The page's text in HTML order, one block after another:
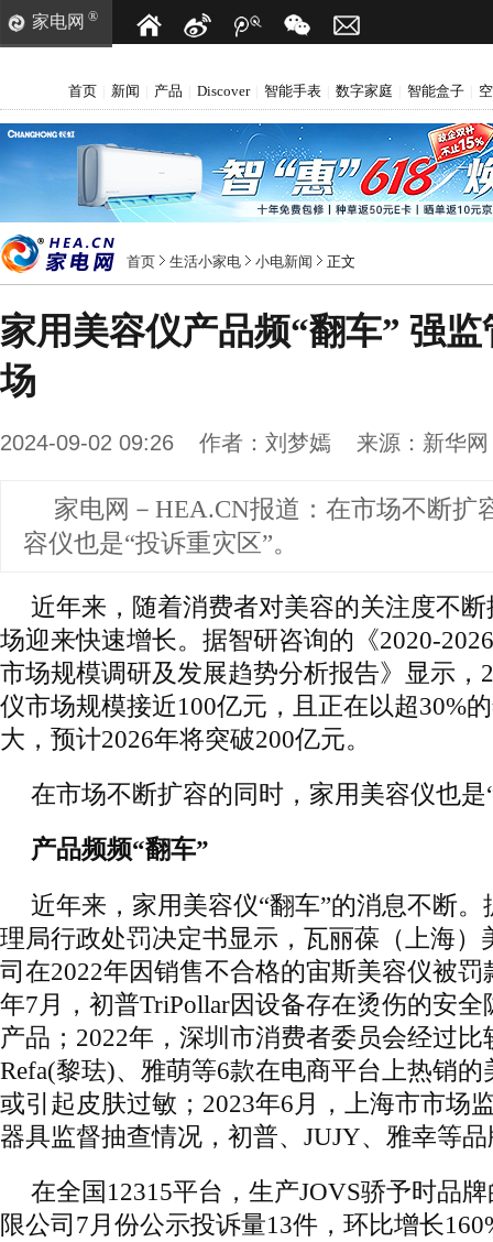
家电网 ®
首页 新闻 产品 Discover 智能手表 数字家庭 智能盒子
首页 生活小家电 小电新闻 正文
家用美容仪产品频“翻车” 强
场
2024-09-02 09:26 作者： 刘梦嫣 来源： 新华网
家电网－HEA.CN报道： 在市场不断扩
容仪也是“投诉重灾区”。
近年来，随着消费者对美容的关注度不
场迎来快速增长。据智研咨询的《2020-
市场规模调研及发展趋势分析报告》显示，
仪市场规模接近100亿元，且正在以超30%
大，预计2026年将突破200亿元。
在市场不断扩容的同时，家用美容仪也是
产品频频“翻车”
近年来，家用美容仪“翻车”的消息不断
理局行政处罚决定书显示，瓦丽葆（上海）
司在2022年因销售不合格的宙斯美容仪被罚
年7月，初普TriPollar因设备存在烫伤的安
产品；2022年，深圳市消费者委员会经过比
Refa(黎珐)、雅萌等6款在电商平台上热销
或引起皮肤过敏；2023年6月，上海市市场
器具监督抽查情况，初普、JUJY、雅幸等
在全国12315平台，生产JOVS骄予时品
限公司7月份公示投诉量13件，环比增长